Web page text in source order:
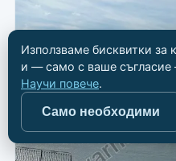
Използваме бисквитки за
и — само с ваше съгласие
Научи повече.
Само необходими